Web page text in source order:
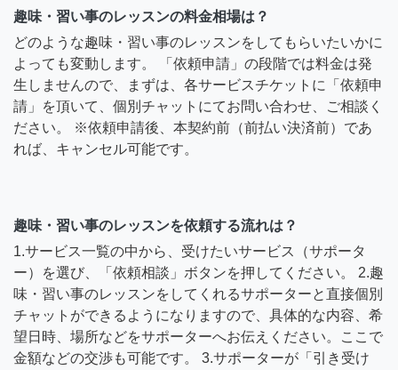
趣味・習い事のレッスンの料金相場は？
どのような趣味・習い事のレッスンをしてもらいたいかに
よっても変動します。 「依頼申請」の段階では料金は発
生しませんので、まずは、各サービスチケットに「依頼申
請」を頂いて、個別チャットにてお問い合わせ、ご相談く
ださい。 ※依頼申請後、本契約前（前払い決済前）であ
れば、キャンセル可能です。
趣味・習い事のレッスンを依頼する流れは？
1.サービス一覧の中から、受けたいサービス（サポータ
ー）を選び、「依頼相談」ボタンを押してください。 2.趣
味・習い事のレッスンをしてくれるサポーターと直接個別
チャットができるようになりますので、具体的な内容、希
望日時、場所などをサポーターへお伝えください。ここで
金額などの交渉も可能です。 3.サポーターが「引き受け